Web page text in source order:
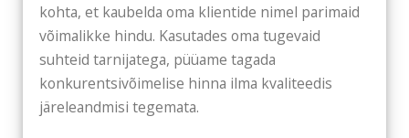
kohta, et kaubelda oma klientide nimel parimaid
võimalikke hindu. Kasutades oma tugevaid
suhteid tarnijatega, püüame tagada
konkurentsivõimelise hinna ilma kvaliteedis
järeleandmisi tegemata.